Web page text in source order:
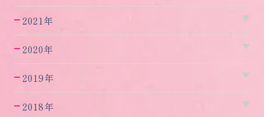
2021年
2020年
2019年
2018年